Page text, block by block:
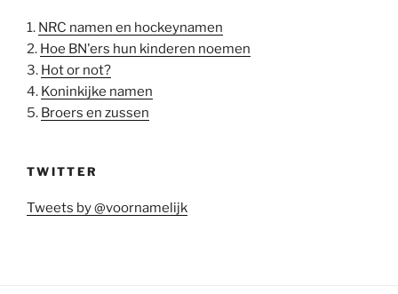
1. NRC namen en hockeynamen
2. Hoe BN'ers hun kinderen noemen
3. Hot or not?
4. Koninkijke namen
5. Broers en zussen
TWITTER
Tweets by @voornamelijk